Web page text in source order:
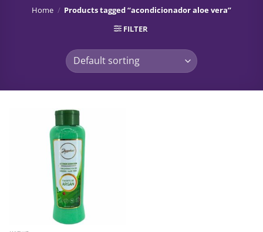
Home / Products tagged “acondicionador aloe vera”
FILTER